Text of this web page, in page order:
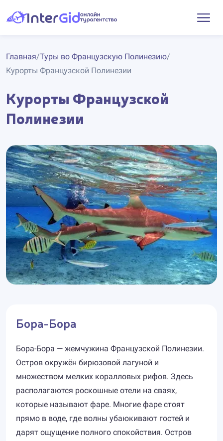
Главная/Туры во Французскую Полинезию/
Курорты Французской Полинезии
Курорты Французской
Полинезии
Бора-Бора
Бора-Бора — жемчужина Французской Полинезии.
Остров окружён бирюзовой лагуной и
множеством мелких коралловых рифов. Здесь
располагаются роскошные отели на сваях,
которые называют фаре. Многие фаре стоят
прямо в воде, где волны убаюкивают гостей и
дарят ощущение полного спокойствия. Остров